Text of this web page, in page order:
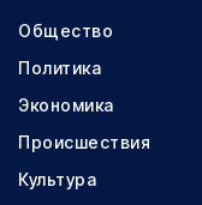
Общество
Политика
Экономика
Происшествия
Культура